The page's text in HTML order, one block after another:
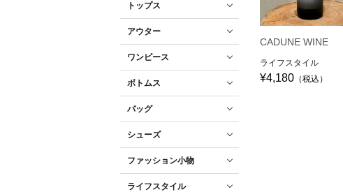
トップス
アウター
ワンピース
ボトムス
バッグ
シューズ
ファッション小物
ライフスタイル
CADUNE WINE
ライフスタイル
¥4,180 （税込）